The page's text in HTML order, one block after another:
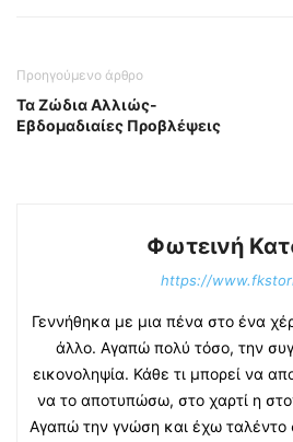
Προηγούμενο άρθρο
Τα Ζώδια Αλλιώς-
Εβδομαδιαίες Προβλέψεις
Φωτεινή
https://
Γεννήθηκα με μια πένα στο ένα
άλλο. Αγαπώ πολύ τόσο, την
εικονοληψία. Κάθε τι μπορεί να
να το αποτυπώσω, στο χαρτί η
Αγαπώ την γνώση και έχω ταλέντο